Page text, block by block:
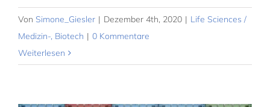
Von Simone_Giesler | Dezember 4th, 2020 | Life Sciences /
Medizin-, Biotech | 0 Kommentare
Weiterlesen